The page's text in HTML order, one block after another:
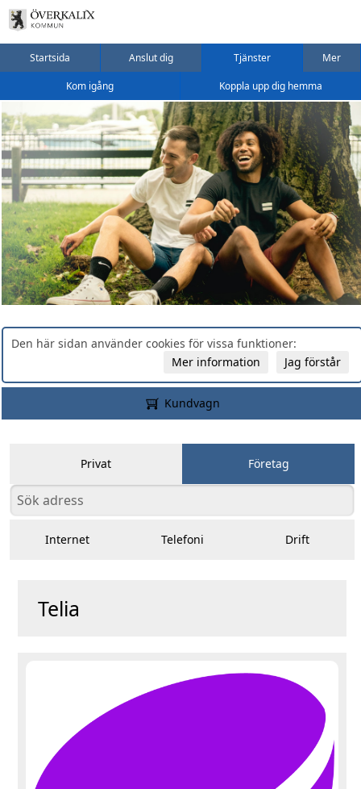
Startsida Anslut dig Tjänster Mer
Kom igång Koppla upp dig hemma
Den här sidan använder cookies för vissa funktioner:
Jag förstår
Mer information
Kundvagn
Privat Företag
Internet Telefoni Drift
Telia